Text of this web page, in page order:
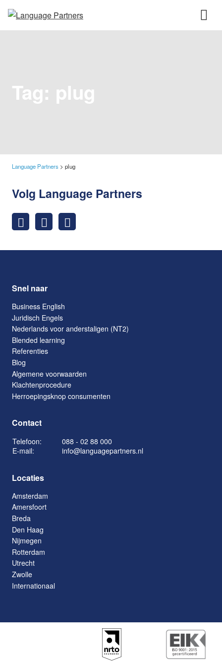
Tag: plug
Language Partners > plug
Volg Language Partners
Snel naar
Business English
Juridisch Engels
Nederlands voor anderstaligen (NT2)
Blended learning
Referenties
Blog
Algemene voorwaarden
Klachtenprocedure
Herroepingsknop consumenten
Contact
Telefoon:
088 - 02 88 000
E-mail:
info@languagepartners.nl
Locaties
Amsterdam
Amersfoort
Breda
Den Haag
Nijmegen
Rotterdam
Utrecht
Zwolle
Internationaal